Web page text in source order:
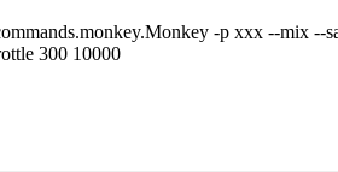
-p xxx --mix
300 10000